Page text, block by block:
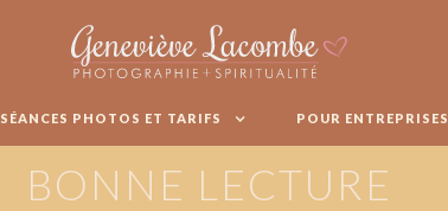
SÉANCES PHOTOS ET TARIFS POUR ENTREPRISES
BONNE LECTURE